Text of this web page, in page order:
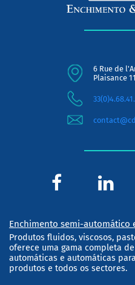
6 Rue de
Plaisance
Enchimento semi-automático
Produtos fluidos, viscosos,
oferece uma gama completa
automáticas e automáticas
produtos e todos os sectores.